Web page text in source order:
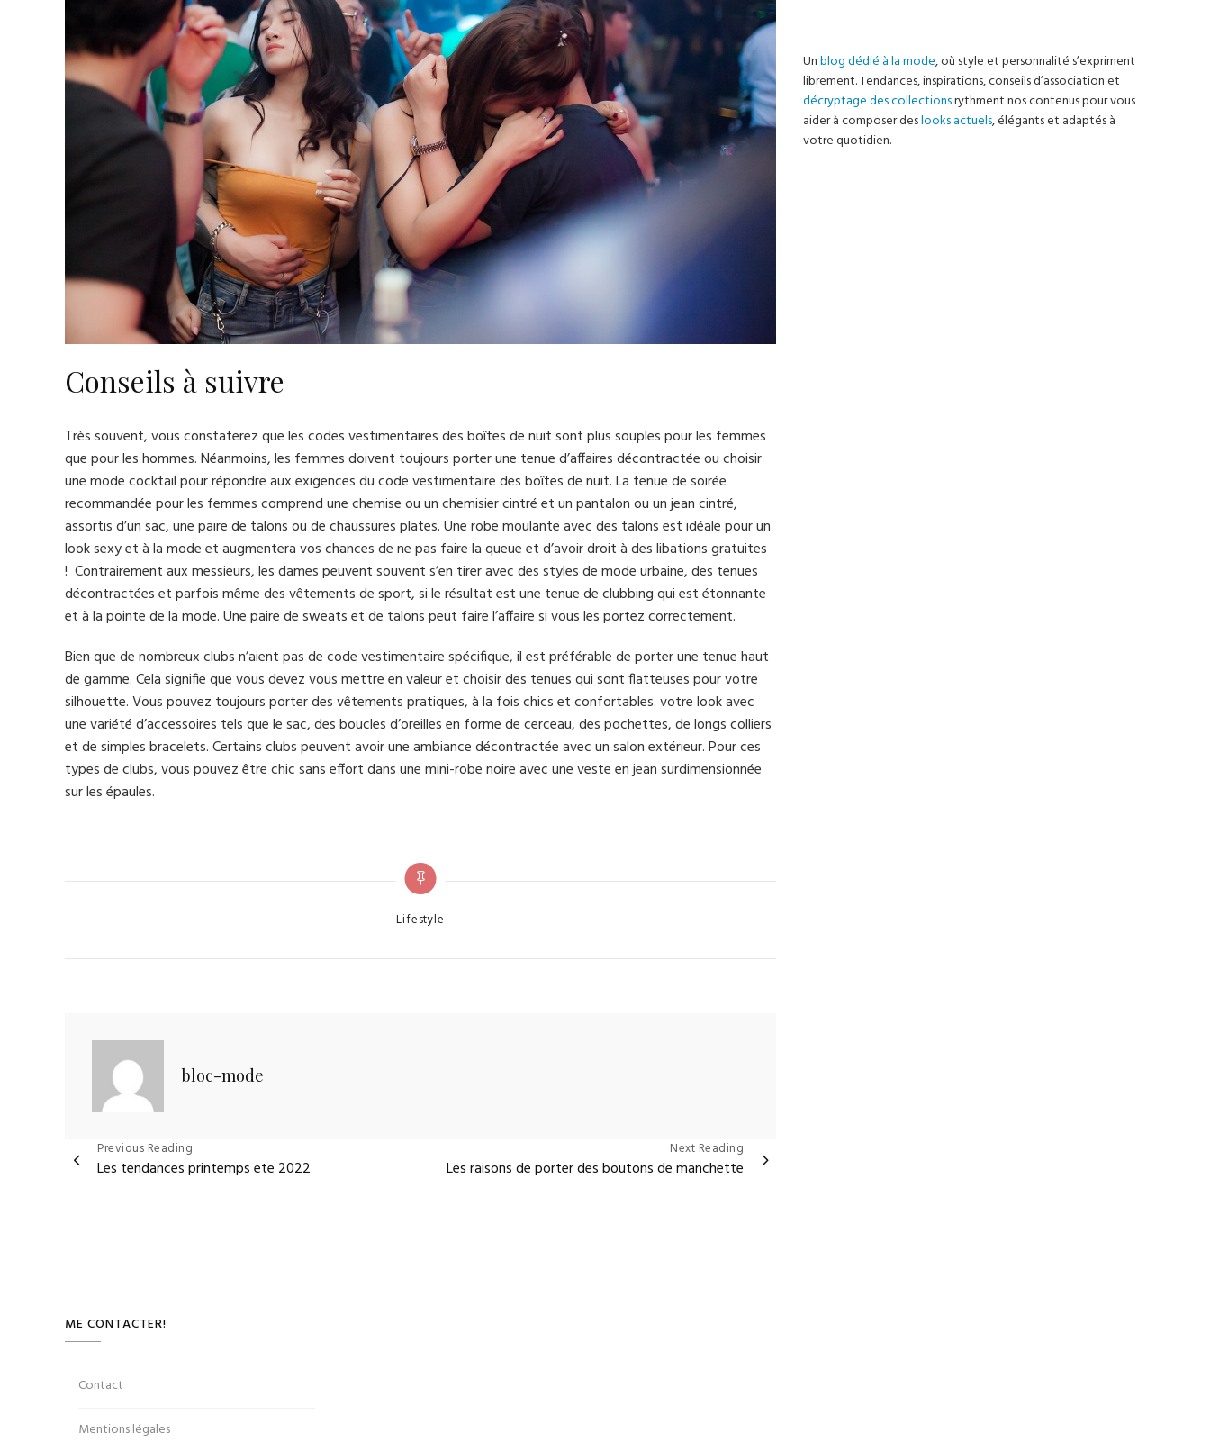
Conseils à suivre
Très souvent, vous constaterez que les codes vestimentaires des boîtes de nuit sont plus souples pour les femmes
que pour les hommes. Néanmoins, les femmes doivent toujours porter une tenue d’affaires décontractée ou choisir
une mode cocktail pour répondre aux exigences du code vestimentaire des boîtes de nuit. La tenue de soirée
recommandée pour les femmes comprend une chemise ou un chemisier cintré et un pantalon ou un jean cintré,
assortis d’un sac, une paire de talons ou de chaussures plates. Une robe moulante avec des talons est idéale pour un
look sexy et à la mode et augmentera vos chances de ne pas faire la queue et d’avoir droit à des libations gratuites
! Contrairement aux messieurs, les dames peuvent souvent s’en tirer avec des styles de mode urbaine, des tenues
décontractées et parfois même des vêtements de sport, si le résultat est une tenue de clubbing qui est étonnante
et à la pointe de la mode. Une paire de sweats et de talons peut faire l’affaire si vous les portez correctement.
Bien que de nombreux clubs n’aient pas de code vestimentaire spécifique, il est préférable de porter une tenue haut
de gamme. Cela signifie que vous devez vous mettre en valeur et choisir des tenues qui sont flatteuses pour votre
silhouette. Vous pouvez toujours porter des vêtements pratiques, à la fois chics et confortables. votre look avec
une variété d’accessoires tels que le sac, des boucles d’oreilles en forme de cerceau, des pochettes, de longs colliers
et de simples bracelets. Certains clubs peuvent avoir une ambiance décontractée avec un salon extérieur. Pour ces
types de clubs, vous pouvez être chic sans effort dans une mini-robe noire avec une veste en jean surdimensionnée
sur les épaules.
Categories
Lifestyle
bloc-mode
Navigation
Previous Reading
Les tendances printemps ete 2022
Next Reading
Les raisons de porter des boutons de manchette
Unblog dédié à la mode, où style et personnalité s’expriment
librement. Tendances, inspirations, conseils d’association et
décryptage des collectionsrythment nos contenus pour vous
aider à composer deslooks actuels, élégants et adaptés à
votre quotidien.
ME CONTACTER!
Contact
Mentions légales